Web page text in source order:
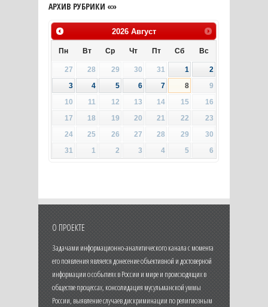
АРХИВ РУБРИКИ «»
2026 Август
Пн Вт Ср Чт Пт Сб Вс
27 28 29 30 31 1
2
3
4 5 6 7 8
9
10
11 12 13 14 15
16
17
18 19 20 21 22
23
24
25 26 27 28 29
30
31
1 2 3 4 5 6
О ПРОЕКТЕ
Задачами информационно-аналитического канала с момента
его появления является донесение объективной и достоверной
информации о событиях в России и мире и происходящих в
обществе процессах, консолидация мусульманской уммы
России, выявление случаев дискриминации по религиозным